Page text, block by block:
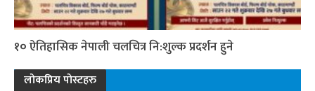
१० ऐतिहासिक नेपाली चलचित्र नि:शुल्क प्रदर्शन हुने
लोकप्रिय पोस्टहरु